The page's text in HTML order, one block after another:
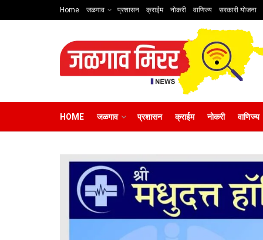
Home जळगाव प्रशासन क्राईम नोकरी वाणिज्य सरकारी योजना
HOME जळगाव प्रशासन क्राईम नोकरी वाणिज्य